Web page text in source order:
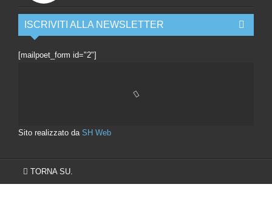
ISCRIVITI ALLA NEWSLETTER
[mailpoet_form id="2"]
Sito realizzato da SH Web
TORNA SU.